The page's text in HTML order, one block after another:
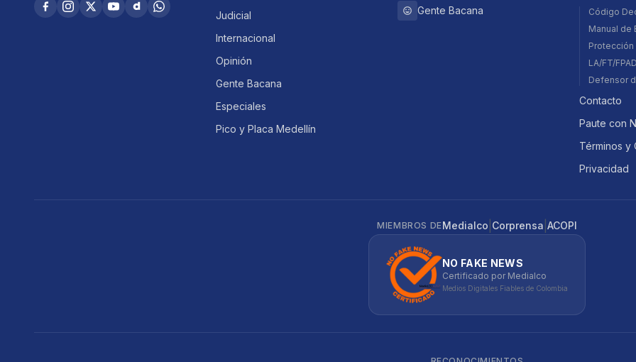
Judicial
Internacional
Opinión
Gente Bacana
Especiales
Pico y Placa Medellín
Gente Bacana
Código
Manual de
Protección
LA/FT/
Defensor
Contacto
Paute con
Términos y
Privacidad
MIEMBROS DEMedialco Corprensa ACOPI
NO FAKE NEWS
Certificado por Medialco
Medios Digitales Fiables de Colombia